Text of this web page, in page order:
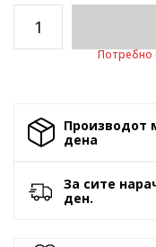
Потребно
Производот
денa
За сите
ден.